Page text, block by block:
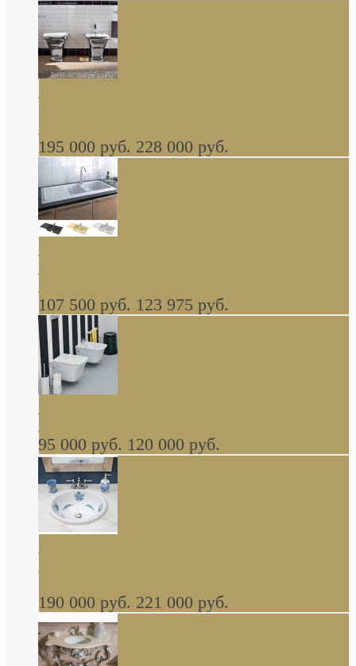
Butterfly Scarabeo КОМПЛЕКТ санфаянса
глянцевая платина В НАЛИЧИИ
195 000 руб. 228 000 руб.
керамическая мойка 1160 x 510 мм белая,
серая, черная, бежевая В НАЛИЧИИ
107 500 руб. 123 975 руб.
навесное КОМПЛЕКТ
95 000 руб. 120 000 руб.
Decorated Bathroom раковина овальная
встраиваемая для ванной с рисунком синяя
роза В НАЛИЧИИ
190 000 руб. 221 000 руб.